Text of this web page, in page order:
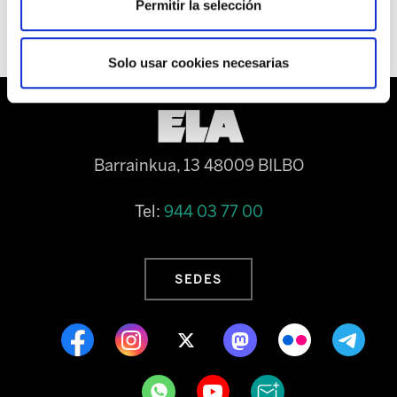
Permitir la selección
Solo usar cookies necesarias
Barrainkua, 13 48009 BILBO
Tel: 944 03 77 00
SEDES